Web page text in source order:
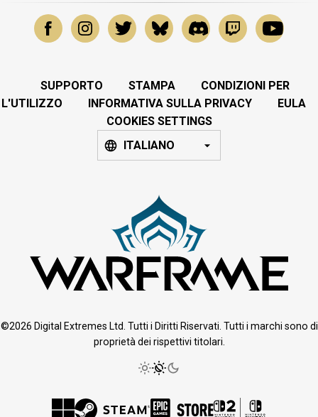
SUPPORTO STAMPA
CONDIZIONI PER
L'UTILIZZO
INFORMATIVA SULLA PRIVACY
EULA
COOKIES SETTINGS
ITALIANO
©2026 Digital Extremes Ltd. Tutti i Diritti Riservati. Tutti i marchi sono di
proprietà dei rispettivi titolari.